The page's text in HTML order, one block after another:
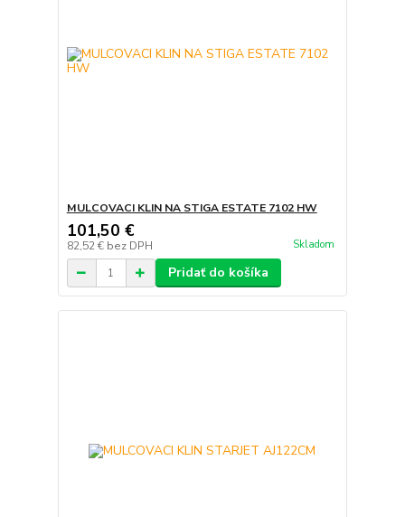
MULCOVACI KLIN NA STIGA ESTATE 7102 HW
101,50 €
82,52 € bez DPH Skladom
Pridať do košíka